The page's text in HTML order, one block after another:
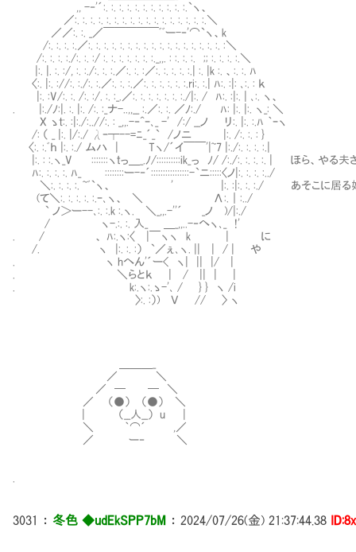
,, -‐'´:. :. :. :. :. :. :. :. :. :. :.`ヽ、
／:. :. :. :. :. :. :. :. :. :. :. :. :. :. :. :. :.＼
／／:. :. _／￣￣￣￣￣ﾞﾞー-‐'⌒`ヽ、k
/:. :. :. :.／:. :. :. :. :. :. :. :. :. :. :. :. :. :. :. :. :. :＼
/:. :. :. :./:. :. :/ :. :. :. :. :. :. :._,,. : :. :. :. ;; :. :. :. :.＼
|:. |. :. :/, :. :./:. :. :.／:. :. :／:. :. :. :. :.| :. |k :. 、:. :. ﾊ
〈:. |:. ://:. :./:. :.／:. :. :.／:. :. :. :. :. :.ri:. :.| ﾊ:. :|: ､:. : ｋ
|:. :V/:. :. /:. :/. :. :_.／:. :. :. :. :. :. :./|:. / ﾊ:. :|:. | ､:. ヽ、
. |:./ﾉ:|. :. |:. /:. :_ナ-..,,__ :.／:. :. ／ﾉ:./ ﾊ: |:. |:. ヽ_: ＼
X ゝt:. :|:./:..//:. : _,,.-‐^ｰ､_ -' /:/ __ノ リ:. |:. :.ﾊ ｀ｰヽ
/: （ _ |:. |/:./ λｰ┬--=ﾆ_´_` /ノニ |:. /:. :. : }
〈:. :.ﾞｈ |:. :./ ムハ | Tヽ/´イ￣￣'|~7 |:./:. :. :. :.|
|:. : :.ヽ_V :::::::ヽｔっ＿_.ﾉ/::::::::::ik_っ ﾉ/ /:./:. :. :. :. | ほら、やる夫さ
ﾊ:. :. :. :. ﾊ_ ::::::::ー-‐´::::::::::::::::-`ニ:::::〈ノ|:. :. :. :../
＼:. :. :. :. ~ﾞ`ヽ、 ' |:. :|:. :. :./ あそこに居る奴隷を。
(て＼:. :. :. :. :.ｰ､ヽ、 ＼ Λ:.｜:../
` ノ＞ー--､:. :.k :.ヽ. ＼_,,.-''´ _ノ )/|:./
/ ヽ-.:. :. 入_ ＿_,,..-‐へヽ､_ !'
. / 、 ﾊ:.ヽ:〈 |￣ヽヽ k | に
/. ヽ |:. :. :） `／ぇ､ヽ. || | / | や
. ヽ hへん'´ー< ヽ| || |/ |
. ＼らとｋ | / || | |
. k:.ヽ:.ゝ-'､ / } } ヽ /i
〉:. :）) Ｖ // 〉 ヽ
／ ＼
／ ─ ─ ＼
／ （●） （●） ＼
| （__人__） u |
＼ ｀⌒´ ,／
／ ー‐ ＼
3031 ： 冬色 ◆udEkSPP7bM ： 2024/07/26(金) 21:37:44.38